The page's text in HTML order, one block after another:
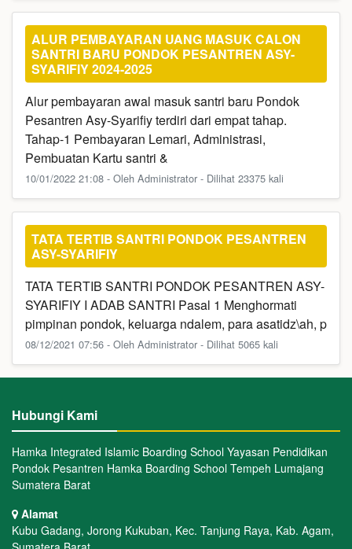
ALUR PEMBAYARAN UANG MASUK CALON
SANTRI BARU PONDOK PESANTREN ASY-
SYARIFIY 2024-2025
Alur pembayaran awal masuk santri baru Pondok
Pesantren Asy-Syarifiy terdiri dari empat tahap.
Tahap-1 Pembayaran Lemari, Administrasi,
Pembuatan Kartu santri &
10/01/2022 21:08 - Oleh Administrator - Dilihat 23375 kali
TATA TERTIB SANTRI PONDOK PESANTREN
ASY-SYARIFIY
TATA TERTIB SANTRI PONDOK PESANTREN ASY-
SYARIFIY I ADAB SANTRI Pasal 1 Menghormati
pimpinan pondok, keluarga ndalem, para asatidz\ah, p
08/12/2021 07:56 - Oleh Administrator - Dilihat 5065 kali
Hubungi Kami
Hamka Integrated Islamic Boarding School Yayasan Pendidikan
Pondok Pesantren Hamka Boarding School Tempeh Lumajang
Sumatera Barat
Alamat
Kubu Gadang, Jorong Kukuban, Kec. Tanjung Raya, Kab. Agam,